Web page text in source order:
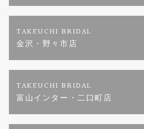
福井工房｜手作り婚約指輪プロポーズプラン
お問い合わせ
プライバシーポリシー
TAKEUCHI BRIDAL
金沢・野々市店
TAKEUCHI BRIDAL
富山インター・二口町店